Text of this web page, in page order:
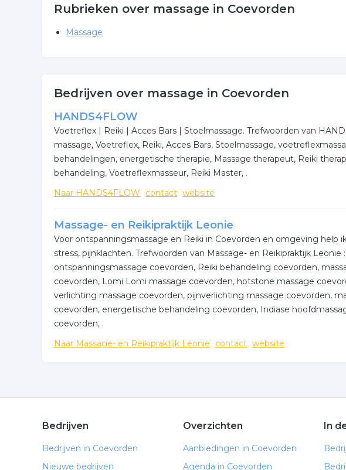
Rubrieken over massage in Coevorden
Massage
Bedrijven over massage in Coevorden
HANDS4FLOW
Voetreflex | Reiki | Acces Bars | Stoelmassage. Trefwoorden van
massage, Voetreflex, Reiki, Acces Bars, Stoelmassage,
behandelingen, energetische therapie, Massage therapeut, Reiki
behandeling, Voetreflexmasseur, Reiki Master, .
Naar HANDS4FLOW
contact website
Massage- en Reikipraktijk Leonie
Voor ontspanningsmassage en Reiki in Coevorden en omgeving help
stress, pijnklachten. Trefwoorden van Massage- en Reikipraktijk Leonie
ontspanningsmassage coevorden, Reiki behandeling coevorden,
coevorden, Lomi Lomi massage coevorden, hotstone massage
verlichting massage coevorden, pijnverlichting massage coevorden,
coevorden, energetische behandeling coevorden, Indiase
coevorden, .
Naar Massage- en Reikipraktijk Leonie
contact website
Bedrijven
Bedrijven in Coevorden
Nieuwe bedrijven
Overzichten
Aanbiedingen in Coevorden
Agenda in Coevorden
In